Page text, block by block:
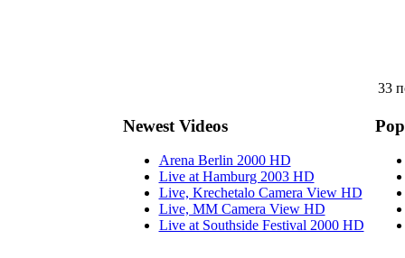
33
Newest Videos
Arena Berlin 2000 HD
Live at Hamburg 2003 HD
Live, Krechetalo Camera View HD
Live, MM Camera View HD
Live at Southside Festival 2000 HD